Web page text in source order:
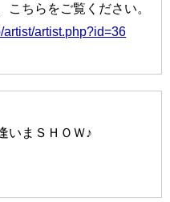
ちらをご覧ください。
artist/artist.php?id=36
いまＳＨＯＷ♪